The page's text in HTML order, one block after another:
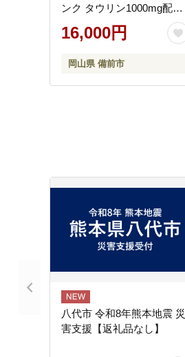
ンク タウリン1000mg配
16,000円
岡山県 備前市
八代市 令和8年熊本地震 災
害支援【返礼品なし】